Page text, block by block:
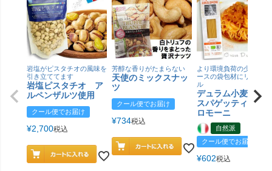
岩塩がピスタチオの風味を
引き立ててます
岩塩ピスタチオ ア
ルペンザルツ使用
クール便でお届け
¥2,700税込
芳醇な香りがたまらない
天使のミックスナッ
ツ
クール便でお届け
¥734税込
より環境負荷の少ない紙
ースの袋包材にリニュー
ル
デュラム小麦 有
スパゲッティ／ジ
ロモーニ
自然派
クール便でお届け
¥602税込